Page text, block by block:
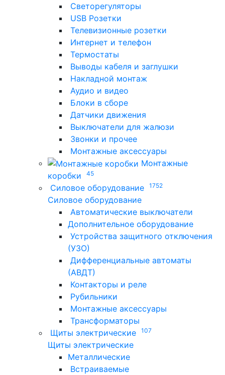
Светорегуляторы
USB Розетки
Телевизионные розетки
Интернет и телефон
Термостаты
Выводы кабеля и заглушки
Накладной монтаж
Аудио и видео
Блоки в сборе
Датчики движения
Выключатели для жалюзи
Звонки и прочее
Монтажные аксессуары
Монтажные
коробки
45
Силовое оборудование 1752
Силовое оборудование
Автоматические выключатели
Дополнительное оборудование
Устройства защитного отключения
(УЗО)
Дифференциальные автоматы
(АВДТ)
Контакторы и реле
Рубильники
Монтажные аксессуары
Трансформаторы
Щиты электрические
107
Щиты электрические
Металлические
Встраиваемые